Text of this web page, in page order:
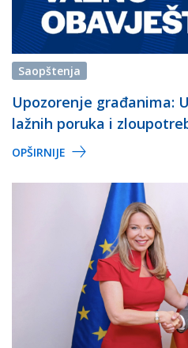
Saopštenja
Upozorenje građanima:
lažnih poruka i
OPŠIRNIJE